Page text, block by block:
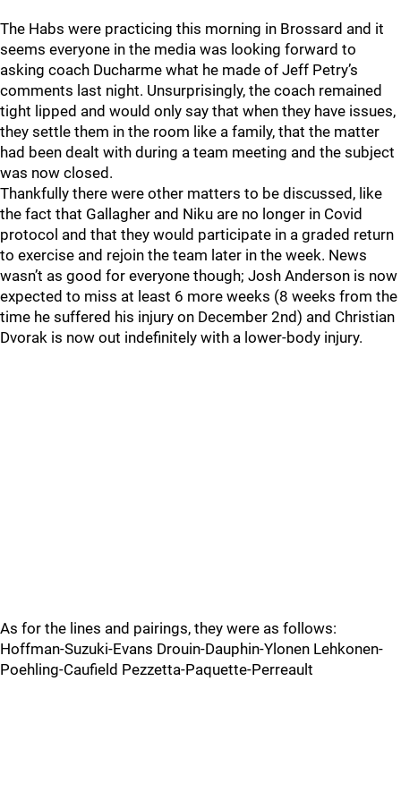
The Habs were practicing this morning in Brossard and it
seems everyone in the media was looking forward to
asking coach Ducharme what he made of Jeff Petry’s
comments last night. Unsurprisingly, the coach remained
tight lipped and would only say that when they have issues,
they settle them in the room like a family, that the matter
had been dealt with during a team meeting and the subject
was now closed.
Thankfully there were other matters to be discussed, like
the fact that Gallagher and Niku are no longer in Covid
protocol and that they would participate in a graded return
to exercise and rejoin the team later in the week. News
wasn’t as good for everyone though; Josh Anderson is now
expected to miss at least 6 more weeks (8 weeks from the
time he suffered his injury on December 2nd) and Christian
Dvorak is now out indefinitely with a lower-body injury.
As for the lines and pairings, they were as follows:
Hoffman-Suzuki-Evans Drouin-Dauphin-Ylonen Lehkonen-
Poehling-Caufield Pezzetta-Paquette-Perreault